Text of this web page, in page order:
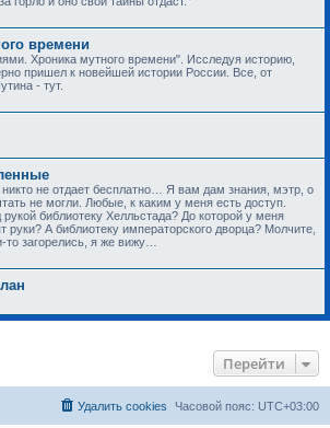
времени
Хроника мутного времени". Исследуя историю,
пришел к новейшей истории России. Все, от
- тут.
никто не отдает бесплатно… Я вам дам знания, мэтр, о
не могли. Любые, к каким у меня есть доступ.
библиотеку Хелльстада? До которой у меня
руки? А библиотеку императорского дворца? Молчите,
то загорелись, я же вижу…
Перейти
Часовой пояс: UTC+03:00
Удалить cookies